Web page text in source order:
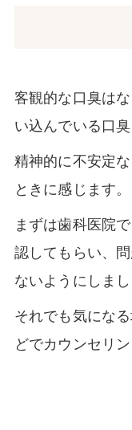
客観的な口臭は
い込んでいる口臭
精神的に不安定
ときに感じます。
まずは歯科医院
認してもらい、
ないようにしまし
それでも気にな
どでカウンセリ